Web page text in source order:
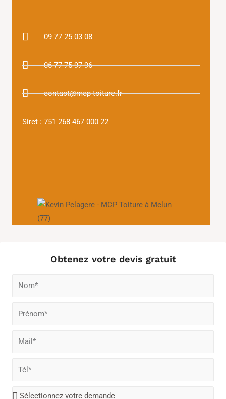
09 77 25 03 08
06 77 75 97 96
contact@mcp-toiture.fr
Siret : 751 268 467 000 22
Obtenez votre devis gratuit